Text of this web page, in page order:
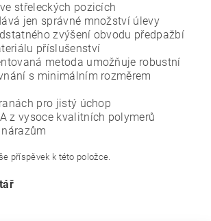
střeleckých pozicích
jen správné množství úlevy
zvýšení obvodu předpažbí
příslušenství
metoda umožňuje robustní
s minimálním rozměrem
pro jistý úchop
z vysoce kvalitních polymerů
příspěvek k této položce.